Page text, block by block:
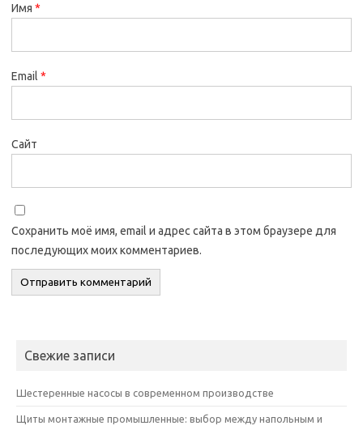
Имя *
Email *
Сайт
Сохранить моё имя, email и адрес сайта в этом браузере для
последующих моих комментариев.
Свежие записи
Шестеренные насосы в современном производстве
Щиты монтажные промышленные: выбор между напольным и